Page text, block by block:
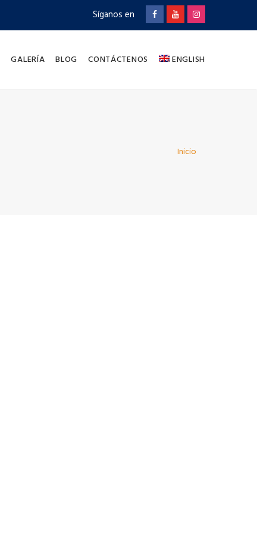
Síganos en
GALERÍA BLOG CONTÁCTENOS ENGLISH
Inicio